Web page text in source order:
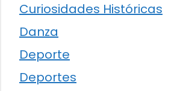
Curiosidades Históricas
Danza
Deporte
Deportes